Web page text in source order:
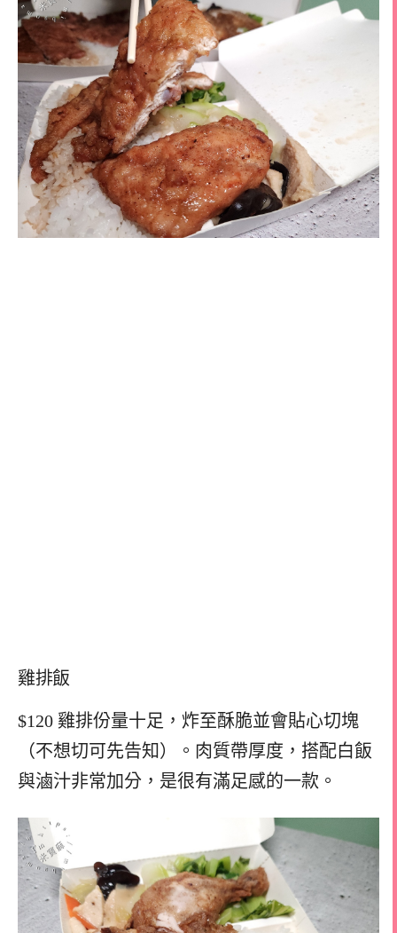
雞排飯
$120 雞排份量十足，炸至酥脆並會貼心切塊
（不想切可先告知）。肉質帶厚度，搭配白飯
與滷汁非常加分，是很有滿足感的一款。